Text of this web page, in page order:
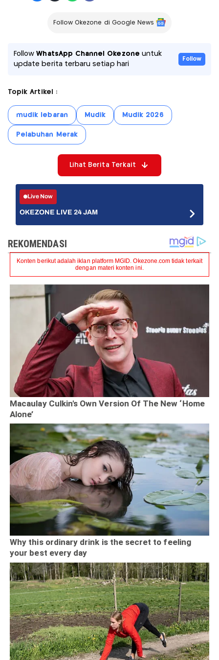
Follow Okezone di Google News
FollowWhatsApp Channel Okezone untuk
update berita terbaru setiap hari
Follow
Topik Artikel :
mudik lebaran Mudik Mudik 2026
Pelabuhan Merak
Lihat Berita Terkait
Live Now
OKEZONE LIVE 24 JAM